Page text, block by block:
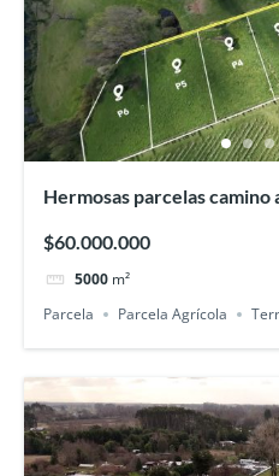
Hermosas parcelas camino
$60.000.000
5000 m²
Parcela
Parcela Agrícola